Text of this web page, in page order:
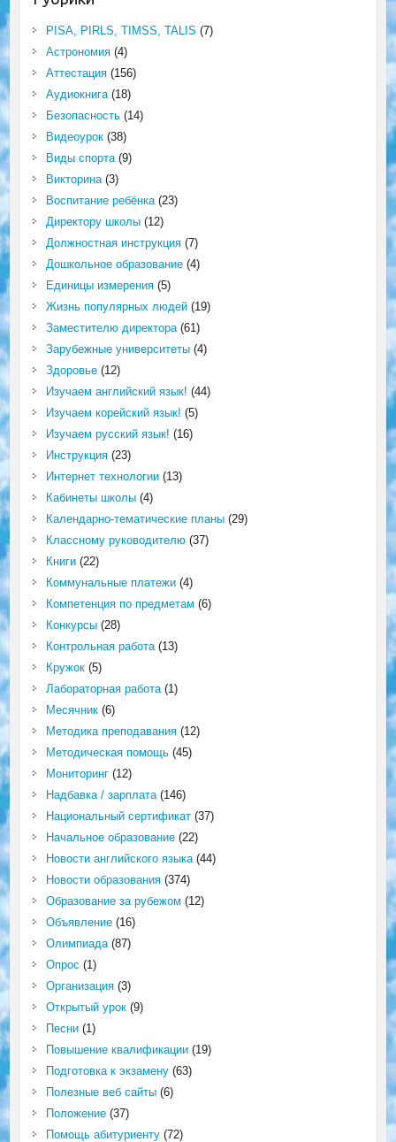
PISA, PIRLS, TIMSS, TALIS (7)
Астрономия(4)
Аттестация(156)
Аудиокнига(18)
Безопасность(14)
Видеоурок(38)
Виды спорта(9)
Викторина(3)
Воспитание ребёнка(23)
Директору школы(12)
Должностная инструкция(7)
Дошкольное образование(4)
Единицы измерения(5)
Жизнь популярных людей(19)
Заместителю директора(61)
Зарубежные университеты(4)
Здоровье(12)
Изучаем английский язык! (44)
Изучаем корейский язык! (5)
Изучаем русский язык! (16)
Инструкция(23)
Интернет технологии(13)
Кабинеты школы(4)
Календарно-тематические планы(29)
Классному руководителю(37)
Книги(22)
Коммунальные платежи(4)
Компетенция по предметам (6)
Конкурсы(28)
Контрольная работа(13)
Кружок(5)
Лабораторная работа(1)
Месячник(6)
Методика преподавания(12)
Методическая помощь(45)
Мониторинг(12)
Надбавка / зарплата(146)
Национальный сертификат(37)
Начальное образование(22)
Новости английского языка(44)
Новости образования(374)
Образование за рубежом (12)
Объявление(16)
Олимпиада(87)
Опрос (1)
Организация(3)
Открытый урок(9)
Песни(1)
Повышение квалификации(19)
Подготовка к экзамену(63)
Полезные веб сайты(6)
Положение(37)
Помощь абитуриенту(72)